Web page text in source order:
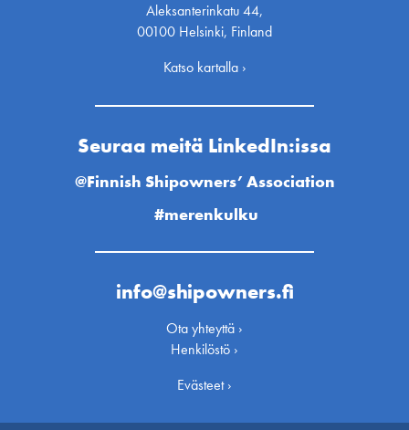
Aleksanterinkatu 44,
00100 Helsinki, Finland
Katso kartalla ›
Seuraa meitä LinkedIn:issa
@Finnish Shipowners’ Association
#merenkulku
info@shipowners.fi
Ota yhteyttä ›
Henkilöstö ›
Evästeet ›